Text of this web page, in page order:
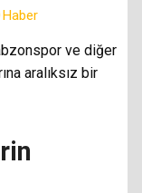
ve diğer
aralıksız bir